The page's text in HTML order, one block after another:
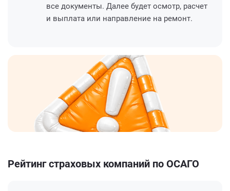
все документы. Далее будет осмотр, расчет
и выплата или направление на ремонт.
Рейтинг страховых компаний по ОСАГО